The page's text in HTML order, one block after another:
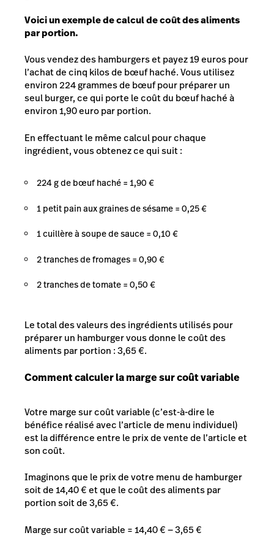
Voici un exemple de calcul de coût des aliments
par portion.
Vous vendez des hamburgers et payez 19 euros pour
l’achat de cinq kilos de bœuf haché. Vous utilisez
environ 224 grammes de bœuf pour préparer un
seul burger, ce qui porte le coût du bœuf haché à
environ 1,90 euro par portion.
En effectuant le même calcul pour chaque
ingrédient, vous obtenez ce qui suit :
224 g de bœuf haché = 1,90 €
1 petit pain aux graines de sésame = 0,25 €
1 cuillère à soupe de sauce = 0,10 €
2 tranches de fromages = 0,90 €
2 tranches de tomate = 0,50 €
Le total des valeurs des ingrédients utilisés pour
préparer un hamburger vous donne le coût des
aliments par portion : 3,65 €.
Comment calculer la marge sur coût variable
Votre marge sur coût variable (c’est-à-dire le
bénéfice réalisé avec l’article de menu individuel)
est la différence entre le prix de vente de l’article et
son coût.
Imaginons que le prix de votre menu de hamburger
soit de 14,40 € et que le coût des aliments par
portion soit de 3,65 €.
Marge sur coût variable = 14,40 € — 3,65 €